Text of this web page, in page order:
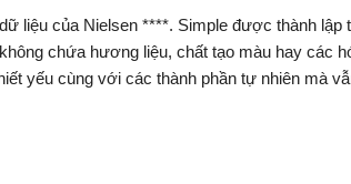
liệu của Nielsen ****. Simple được thành
chứa hương liệu, chất tạo màu hay các
yếu cùng với các thành phần tự nhiên mà